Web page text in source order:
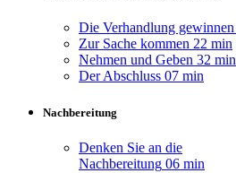
Die Verhandlung gewinnen
Zur Sache kommen 22 min
Nehmen und Geben 32 min
Der Abschluss 07 min
Nachbereitung
Denken Sie an die
Nachbereitung 06 min